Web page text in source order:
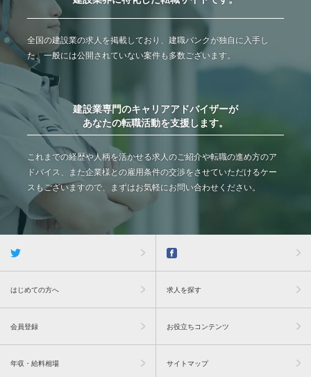
全国の建設業の求人を掲載しており、建職バンクが独自に入手し
た、一般には公開されていない案件も多数ございます。
建設業専門のキャリアアドバイザーが
あなたの転職活動を支援します。
これまでの経歴や人柄を活かせる求人のご紹介や転職の進め方のア
ドバイス、また企業様との雇用条件の交渉をさせていただけるケー
スもございますので、まずはお気軽にお問い合わせください。
はじめての方へ 求人を探す
会員登録 お役立ちコンテンツ
年収・給料相場 サイトマップ